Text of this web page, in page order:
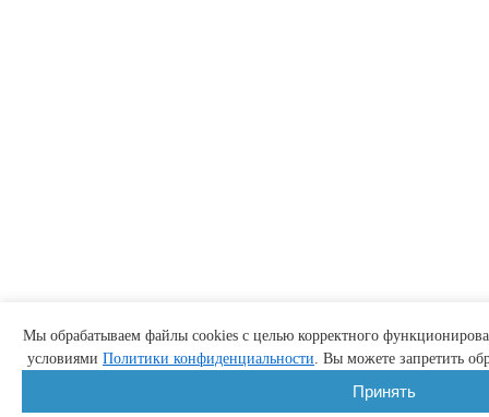
Мы обрабатываем файлы cookies с целью корректного
условиями Политики конфиденциальности. Вы можете запретить
Принять